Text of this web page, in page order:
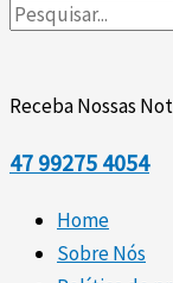
Receba Nossas
47 99275 4054
Home
Sobre Nós